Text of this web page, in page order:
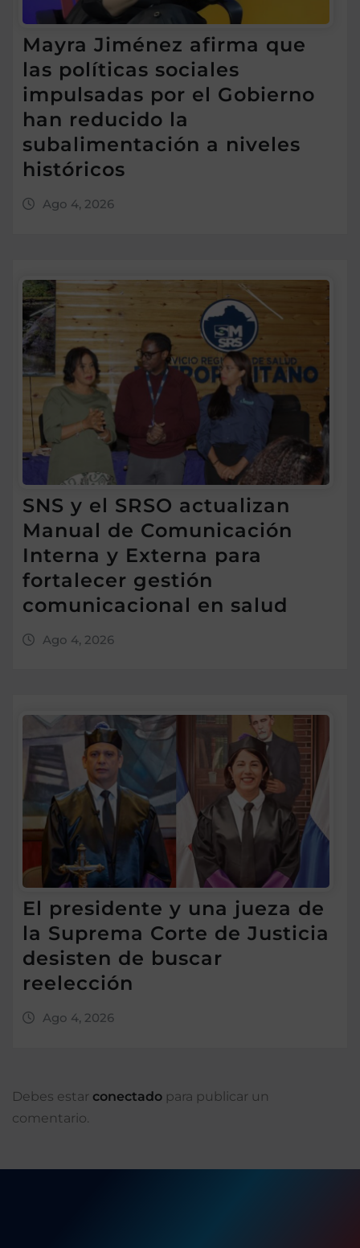
Mayra Jiménez afirma que
las políticas sociales
impulsadas por el Gobierno
han reducido la
subalimentación a niveles
históricos
Ago 4, 2026
SNS y el SRSO actualizan
Manual de Comunicación
Interna y Externa para
fortalecer gestión
comunicacional en salud
Ago 4, 2026
El presidente y una jueza de
la Suprema Corte de Justicia
desisten de buscar
reelección
Ago 4, 2026
Debes estar conectado para publicar un
comentario.